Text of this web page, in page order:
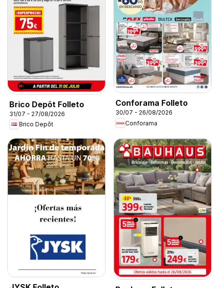
Brico Depôt Folleto
31/07 - 27/08/2026
Brico Depôt
Conforama Folleto
30/07 - 26/08/2026
Conforama